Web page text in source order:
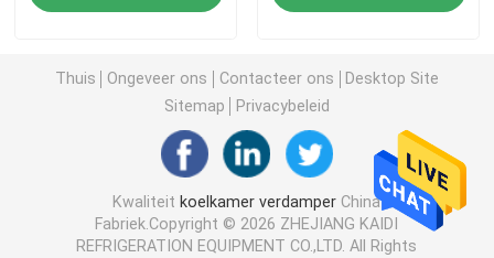
Water Gekoelde Condenserende Eenheid
Compressor Condenserende Eenheid
Water gekoelde condensator
Thuis Ongeveer ons Contacteer ons
Desktop Site
Sitemap
Privacybeleid
Kwaliteit koelkamer verdamper China
Fabriek.Copyright © 2026 ZHEJIANG KAIDI
REFRIGERATION EQUIPMENT CO.,LTD. All Rights